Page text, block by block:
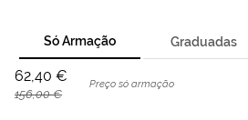
Só Armação
62,40 €
156,00 €
Preço só armação
Graduadas